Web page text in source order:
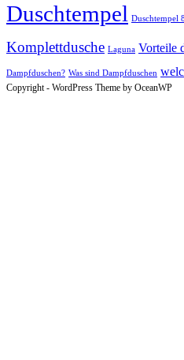
Duschtempel Duschtempel
Komplettdusche Laguna Vorteile
Dampfduschen? Was sind Dampfduschen
Copyright - WordPress Theme by OceanWP